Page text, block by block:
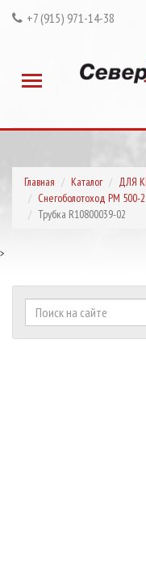
+7 (915) 971-14-38
Главная Каталог ДЛЯ
Снегоболотоход РМ 500-2
Трубка R10800039-02
>